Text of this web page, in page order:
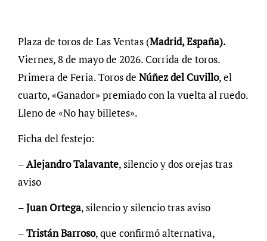
Plaza de toros de Las Ventas (Madrid, España).
Viernes, 8 de mayo de 2026. Corrida de toros.
Primera de Feria. Toros de Núñez del Cuvillo, el
cuarto, «Ganador» premiado con la vuelta al ruedo.
Lleno de «No hay billetes».
Ficha del festejo:
–Alejandro Talavante, silencio y dos orejas tras
aviso
–Juan Ortega, silencio y silencio tras aviso
–Tristán Barroso, que confirmó alternativa,